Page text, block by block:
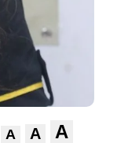
A A A